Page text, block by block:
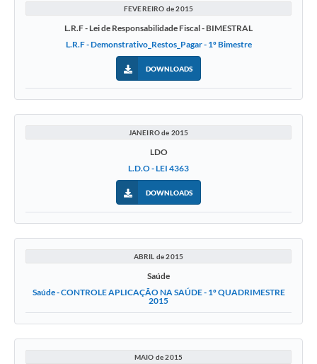
FEVEREIRO de 2015
L.R.F - Lei de Responsabilidade Fiscal - BIMESTRAL
L.R.F - Demonstrativo_Restos_Pagar - 1º Bimestre
DOWNLOADS
JANEIRO de 2015
LDO
L.D.O - LEI 4363
DOWNLOADS
ABRIL de 2015
Saúde
Saúde - CONTROLE APLICAÇÃO NA SAÚDE - 1º QUADRIMESTRE
2015
MAIO de 2015